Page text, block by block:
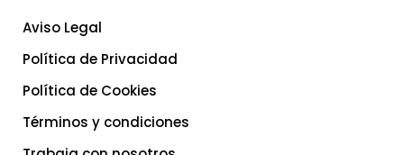
Aviso Legal
Política de Privacidad
Política de Cookies
Términos y condiciones